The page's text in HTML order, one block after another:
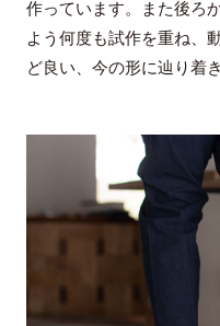
作っています。また後ろ
よう何度も試作を重ね、
ど良い、今の形に辿り着